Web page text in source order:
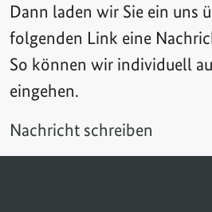
Dann laden wir Sie ein uns
folgenden Link eine
So können wir individuell
eingehen.
Nachricht schreiben